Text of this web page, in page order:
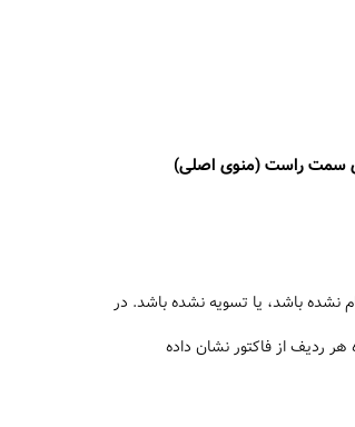
سمت راست (منوی اصلی)
نشده باشد، یا تسویه نشده باشد. در
ردیف از فاکتور نشان داده